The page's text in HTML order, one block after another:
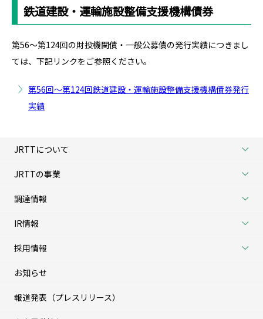
第127回 R16.5.30 15年 130億円
第126回 R11.5.30 10年 100億円
鉄道建設・運輸施設整備支援機構債券
第56～第124回の財投機関債・一般公募債の発行実績につきまし
ては、下記リンクをご参照ください。
第56回～第124回鉄道建設・運輸施設整備支援機構債券発行
実績
JRTTについて
JRTTの事業
調達情報
IR情報
採用情報
お知らせ
報道発表（プレスリリース）